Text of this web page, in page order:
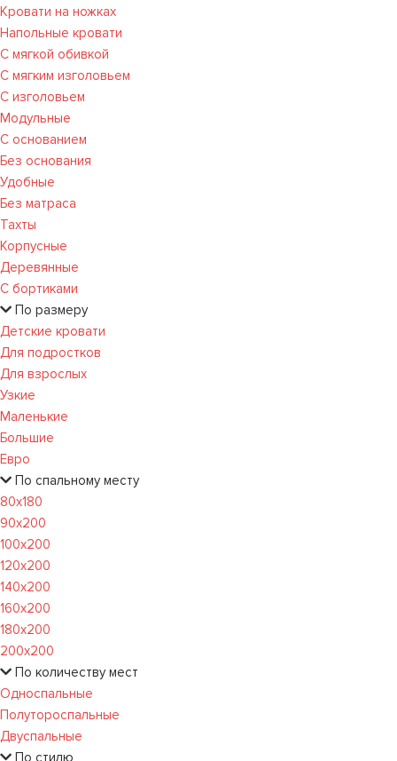
Кровати на ножках
Напольные кровати
С мягкой обивкой
С мягким изголовьем
С изголовьем
Модульные
С основанием
Без основания
Удобные
Без матраса
Тахты
Корпусные
Деревянные
С бортиками
По размеру
Детские кровати
Для подростков
Для взрослых
Узкие
Маленькие
Большие
Евро
По спальному месту
80х180
90х200
100х200
120x200
140х200
160х200
180х200
200х200
По количеству мест
Односпальные
Полутороспальные
Двуспальные
По стилю